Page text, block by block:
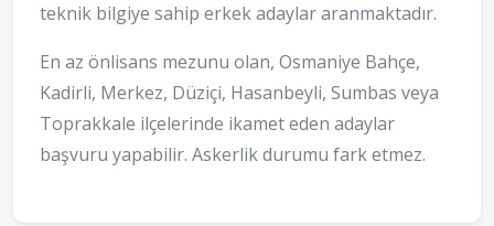
teknik bilgiye sahip erkek adaylar aranmaktadır.
En az önlisans mezunu olan, Osmaniye Bahçe,
Kadirli, Merkez, Düziçi, Hasanbeyli, Sumbas veya
Toprakkale ilçelerinde ikamet eden adaylar
başvuru yapabilir. Askerlik durumu fark etmez.